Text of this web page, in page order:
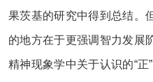
果茨基的研究中得到总结。
的地方在于更强调智力发展
精神现象学中关于认识的“正